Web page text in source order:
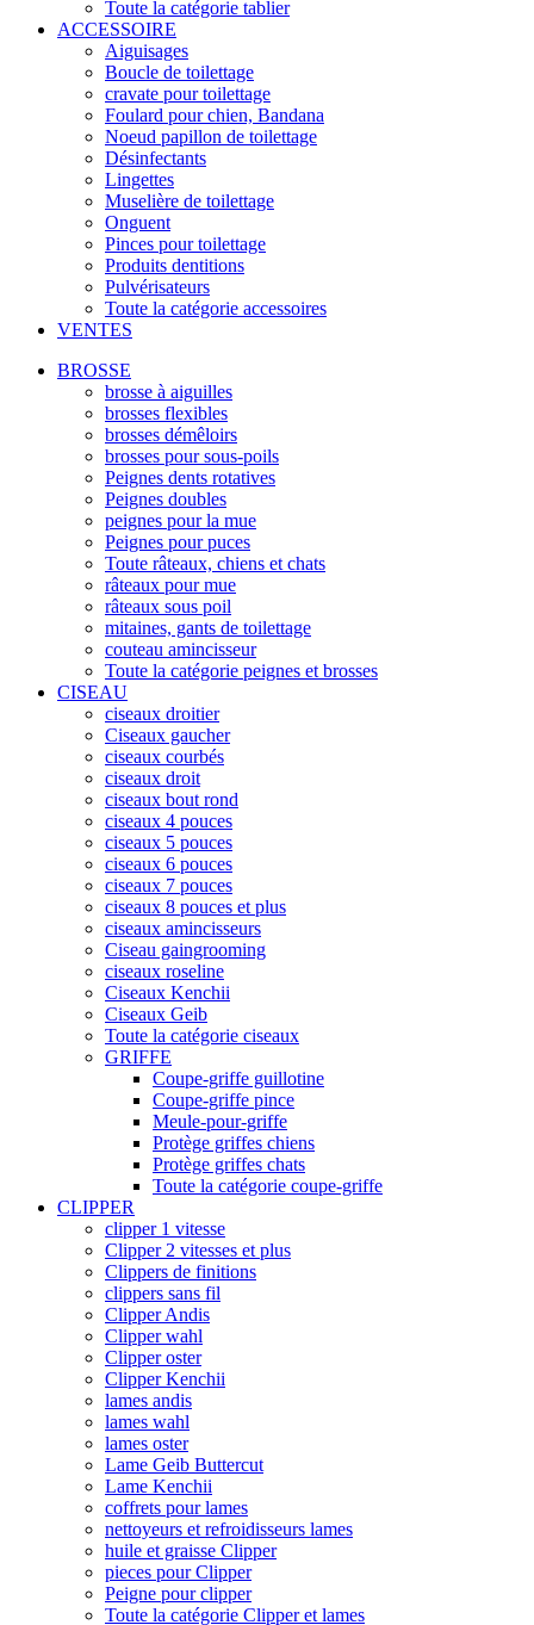
Toute la catégorie tablier
ACCESSOIRE
Aiguisages
Boucle de toilettage
cravate pour toilettage
Foulard pour chien, Bandana
Noeud papillon de toilettage
Désinfectants
Lingettes
Muselière de toilettage
Onguent
Pinces pour toilettage
Produits dentitions
Pulvérisateurs
Toute la catégorie accessoires
VENTES
BROSSE
brosse à aiguilles
brosses flexibles
brosses démêloirs
brosses pour sous-poils
Peignes dents rotatives
Peignes doubles
peignes pour la mue
Peignes pour puces
Toute râteaux, chiens et chats
râteaux pour mue
râteaux sous poil
mitaines, gants de toilettage
couteau amincisseur
Toute la catégorie peignes et brosses
CISEAU
ciseaux droitier
Ciseaux gaucher
ciseaux courbés
ciseaux droit
ciseaux bout rond
ciseaux 4 pouces
ciseaux 5 pouces
ciseaux 6 pouces
ciseaux 7 pouces
ciseaux 8 pouces et plus
ciseaux amincisseurs
Ciseau gaingrooming
ciseaux roseline
Ciseaux Kenchii
Ciseaux Geib
Toute la catégorie ciseaux
GRIFFE
Coupe-griffe guillotine
Coupe-griffe pince
Meule-pour-griffe
Protège griffes chiens
Protège griffes chats
Toute la catégorie coupe-griffe
CLIPPER
clipper 1 vitesse
Clipper 2 vitesses et plus
Clippers de finitions
clippers sans fil
Clipper Andis
Clipper wahl
Clipper oster
Clipper Kenchii
lames andis
lames wahl
lames oster
Lame Geib Buttercut
Lame Kenchii
coffrets pour lames
nettoyeurs et refroidisseurs lames
huile et graisse Clipper
pieces pour Clipper
Peigne pour clipper
Toute la catégorie Clipper et lames